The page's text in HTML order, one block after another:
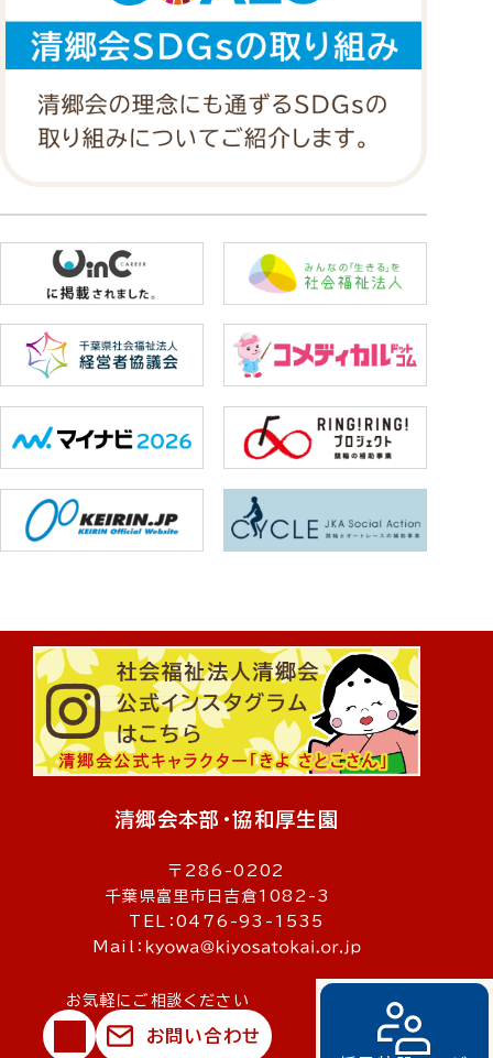
清郷会本部・協和厚生園
〒286-0202
千葉県富里市日吉倉1082-3
TEL：0476-93-1535
Mail：
© 社会福祉法人清郷会
お気軽にご相談ください
お問い合わせ